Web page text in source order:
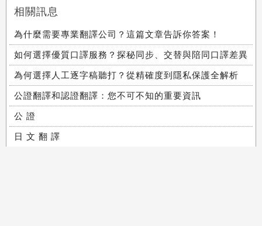
相關訊息
為什麼需要專業翻譯公司？這篇文章告訴你答案！
如何選擇優質口譯服務？探秘同步、交替與陪同口譯差異
為何選擇人工逐字稿聽打？從精確度到隱私保護全解析
公證翻譯和認證翻譯：您不可不知的重要資訊
公 證
日 文 翻 譯